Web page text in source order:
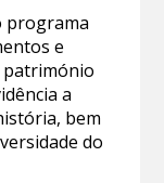
programa
e
património
a
bem
do